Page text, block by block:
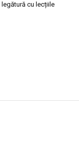
cu lecțiile